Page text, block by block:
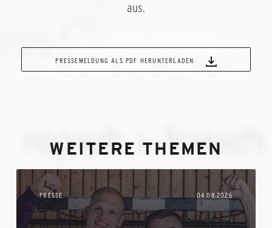
aus.
PRESSEMELDUNG ALS PDF HERUNTERLADEN
WEITERE THEMEN
PRESSE 04.08.2026